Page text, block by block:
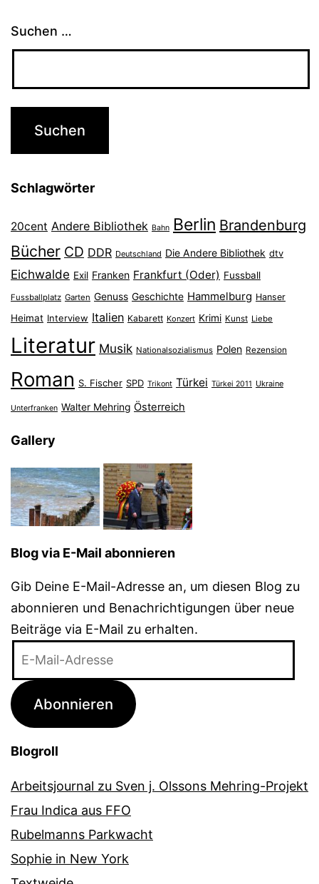
Suchen …
Schlagwörter
20cent Andere Bibliothek Bahn Berlin Brandenburg
Bücher CD DDR Deutschland Die Andere Bibliothek dtv
Eichwalde Exil Franken Frankfurt (Oder) Fussball
Fussballplatz Garten Genuss Geschichte Hammelburg Hanser
Heimat Interview Italien Kabarett Konzert Krimi Kunst Liebe
Literatur Musik Nationalsozialismus Polen Rezension
Roman S. Fischer SPD Trikont Türkei Türkei 2011 Ukraine
Unterfranken Walter Mehring Österreich
Gallery
Blog via E-Mail abonnieren
Gib Deine E-Mail-Adresse an, um diesen Blog zu
abonnieren und Benachrichtigungen über neue
Beiträge via E-Mail zu erhalten.
Adresse
Abonnieren
Blogroll
Arbeitsjournal zu Sven j. Olssons Mehring-Projekt
Frau Indica aus FFO
Rubelmanns Parkwacht
Sophie in New York